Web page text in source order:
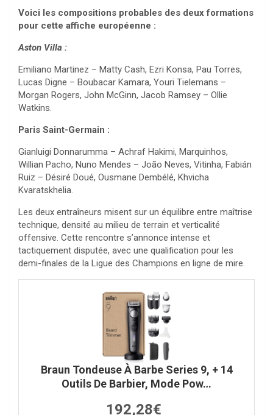
Voici les compositions probables des deux formations
pour cette affiche européenne :
Aston Villa :
Emiliano Martinez – Matty Cash, Ezri Konsa, Pau Torres,
Lucas Digne – Boubacar Kamara, Youri Tielemans –
Morgan Rogers, John McGinn, Jacob Ramsey – Ollie
Watkins.
Paris Saint-Germain :
Gianluigi Donnarumma – Achraf Hakimi, Marquinhos,
Willian Pacho, Nuno Mendes – João Neves, Vitinha, Fabián
Ruiz – Désiré Doué, Ousmane Dembélé, Khvicha
Kvaratskhelia.
Les deux entraîneurs misent sur un équilibre entre maîtrise
technique, densité au milieu de terrain et verticalité
offensive. Cette rencontre s’annonce intense et
tactiquement disputée, avec une qualification pour les
demi-finales de la Ligue des Champions en ligne de mire.
Braun Tondeuse À Barbe Series 9, + 14
Outils De Barbier, Mode Pow…
192,28€